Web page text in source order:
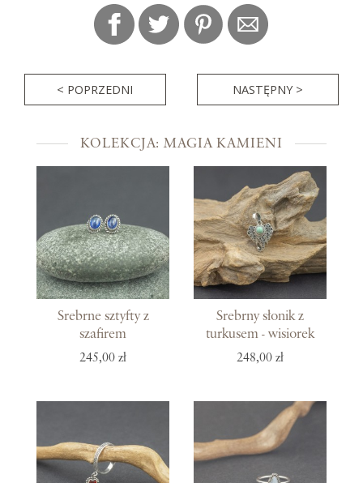
< POPRZEDNI NASTĘPNY >
KOLEKCJA: MAGIA KAMIENI
Srebrne sztyfty z
szafirem
245,00 zł
Srebrny słonik z
turkusem - wisiorek
248,00 zł